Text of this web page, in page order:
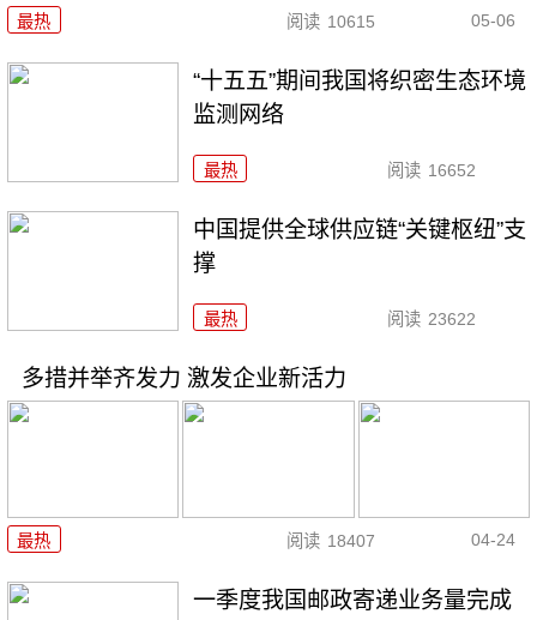
最热 阅读 10615 05-06
“十五五”期间我国将织密生态环境
监测网络
最热 阅读 16652
中国提供全球供应链“关键枢纽”支
撑
最热 阅读 23622
多措并举齐发力 激发企业新活力
最热 阅读 18407 04-24
一季度我国邮政寄递业务量完成